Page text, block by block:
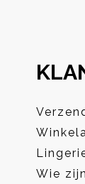
Wie